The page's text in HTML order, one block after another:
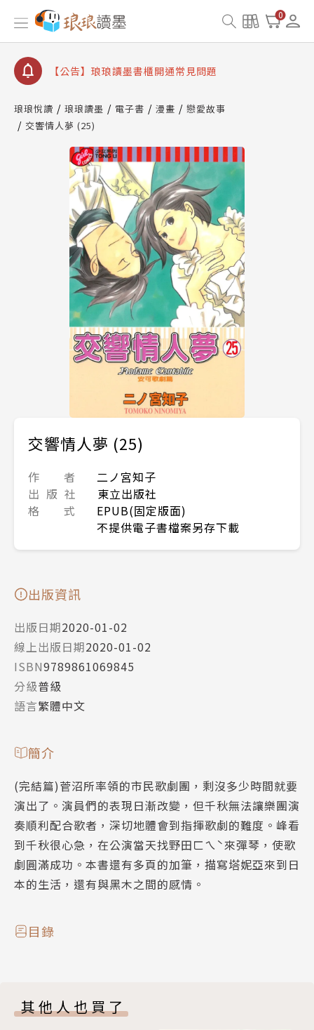
0
【公告】琅琅讀墨數位閱讀資產合併與書櫃開通申請
【公告】琅琅讀墨書櫃開通常見問題
【公告】琅琅讀墨 3 分鐘完成書櫃開通與資產合併申
請圖文教學
查詢
【公告】琅琅讀墨數位閱讀資產合併與書櫃開通申請
琅琅悅讀 琅琅讀墨 電子書 漫畫
戀愛故事
交響情人夢 (25)
交響情人夢 (25)
作 者
二ノ宮知子
出 版 社
東立出版社
格 式
EPUB(固定版面)
不提供電子書檔案另存下載
出版資訊
出版日期2020-01-02
線上出版日期2020-01-02
ISBN9789861069845
分級普級
語言繁體中文
簡介
(完結篇)菅沼所率領的市民歌劇團，剩沒多少時間就要
演出了。演員們的表現日漸改變，但千秋無法讓樂團演
奏順利配合歌者，深切地體會到指揮歌劇的難度。峰看
到千秋很心急，在公演當天找野田ㄈㄟˋ來彈琴，使歌
劇圓滿成功。本書還有多頁的加筆，描寫塔妮亞來到日
本的生活，還有與黑木之間的感情。
目錄
其他人也買了